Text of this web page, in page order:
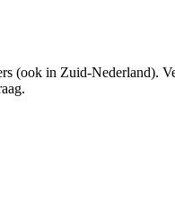
(ook in Zuid-Nederland).